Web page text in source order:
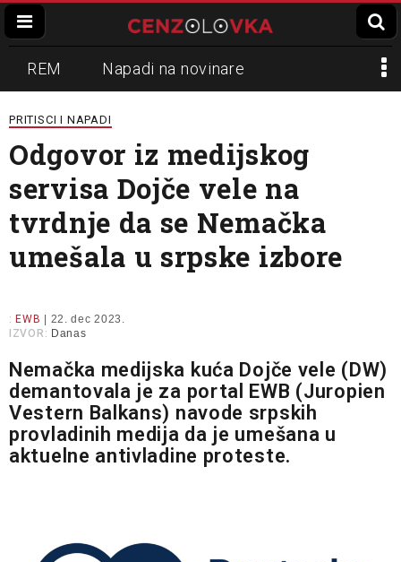
REM Napadi na novinare
Zvučni top
Propaganda Lokalni mediji
Informer Slavko Ćuruvija
PRITISCI I NAPADI
Odgovor iz medijskog
servisa Dojče vele na
tvrdnje da se Nemačka
umešala u srpske izbore
: EWB
| 22. dec 2023.
IZVOR: Danas
Nemačka medijska kuća Dojče vele (DW)
demantovala je za portal EWB (Juropien
Vestern Balkans) navode srpskih
provladinih medija da je umešana u
aktuelne antivladine proteste.